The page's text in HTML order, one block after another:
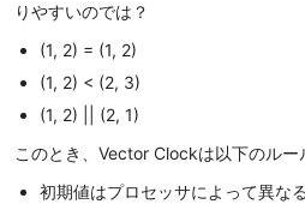
りやすいのでは？
(1, 2) = (1, 2)
(1, 2) < (2, 3)
(1, 2) || (2, 1)
このとき、Vector Clockは以下のルー
初期値はプロセッサによって異なる